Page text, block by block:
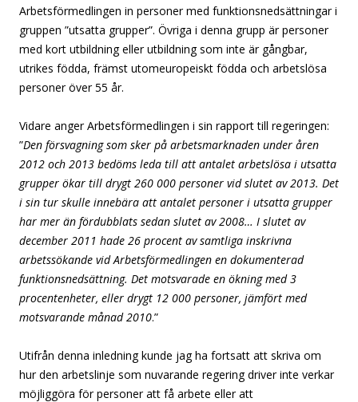
Arbetsförmedlingen in personer med funktionsnedsättningar i
gruppen ”utsatta grupper”. Övriga i denna grupp är personer
med kort utbildning eller utbildning som inte är gångbar,
utrikes födda, främst utomeuropeiskt födda och arbetslösa
personer över 55 år.
Vidare anger Arbetsförmedlingen i sin rapport till regeringen:
”Den försvagning som sker på arbetsmarknaden under åren
2012 och 2013 bedöms leda till att antalet arbetslösa i utsatta
grupper ökar till drygt 260 000 personer vid slutet av 2013. Det
i sin tur skulle innebära att antalet personer i utsatta grupper
har mer än fördubblats sedan slutet av 2008… I slutet av
december 2011 hade 26 procent av samtliga inskrivna
arbetssökande vid Arbetsförmedlingen en dokumenterad
funktionsnedsättning. Det motsvarade en ökning med 3
procentenheter, eller drygt 12 000 personer, jämfört med
motsvarande månad 2010.”
Utifrån denna inledning kunde jag ha fortsatt att skriva om
hur den arbetslinje som nuvarande regering driver inte verkar
möjliggöra för personer att få arbete eller att